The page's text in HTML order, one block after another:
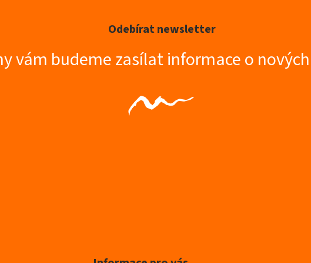
Odebírat newsletter
vám budeme zasílat informace o